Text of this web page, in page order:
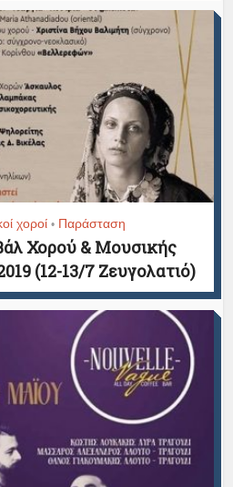
χοροί • Παράσταση
Χορού & Μουσικής
(12-13/7 Ζευγολατιό)